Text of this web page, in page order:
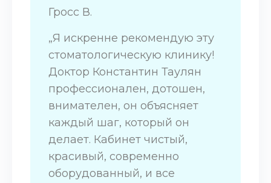
Гросс В.
„Я искренне рекомендую эту
стоматологическую клинику!
Доктор Константин Таулян
профессионален, дотошен,
внимателен, он объясняет
каждый шаг, который он
делает. Кабинет чистый,
красивый, современно
оборудованный, и все